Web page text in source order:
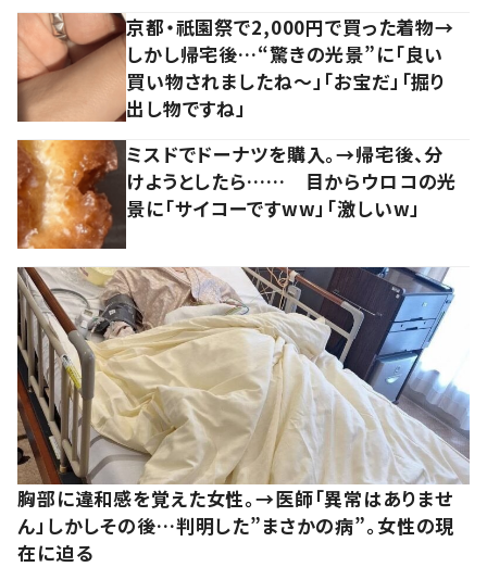
京都・祇園祭で2,000円で買った着物→
しかし帰宅後…“驚きの光景”に「良い
買い物されましたね～」「お宝だ」「掘り
出し物ですね」
ミスドでドーナツを購入。→帰宅後、分
けようとしたら…… 目からウロコの光
景に「サイコーですww」「激しいw」
胸部に違和感を覚えた女性。→医師「異常はありませ
ん」しかしその後…判明した”まさかの病”。女性の現
在に迫る